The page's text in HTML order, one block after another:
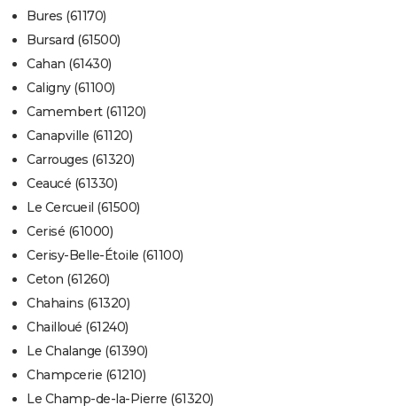
Bures (61170)
Bursard (61500)
Cahan (61430)
Caligny (61100)
Camembert (61120)
Canapville (61120)
Carrouges (61320)
Ceaucé (61330)
Le Cercueil (61500)
Cerisé (61000)
Cerisy-Belle-Étoile (61100)
Ceton (61260)
Chahains (61320)
Chailloué (61240)
Le Chalange (61390)
Champcerie (61210)
Le Champ-de-la-Pierre (61320)